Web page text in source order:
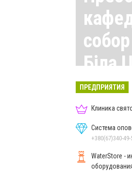
собор
Біла
ПРЕДПРИЯТИЯ
Клиника
Система
+380(67)340-
WaterStore -